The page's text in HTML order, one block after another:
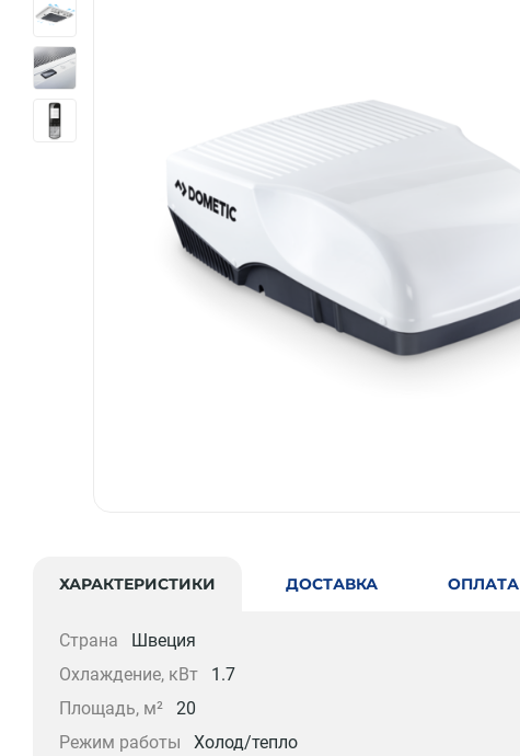
ХАРАКТЕРИСТИКИ ДОСТАВКА ОПЛАТА
Страна Швеция
Охлаждение, кВт
1.7
Площадь, м²
20
Режим работы
Холод/тепло